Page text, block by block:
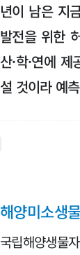
년이 남은 지
발전을 위한
산·학·연에
설 것이라 예
해양미소생
국립해양생물